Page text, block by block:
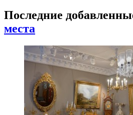
Последние
места